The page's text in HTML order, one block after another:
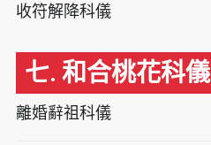
收符解降科儀
七. 和合桃花科儀
離婚辭祖科儀